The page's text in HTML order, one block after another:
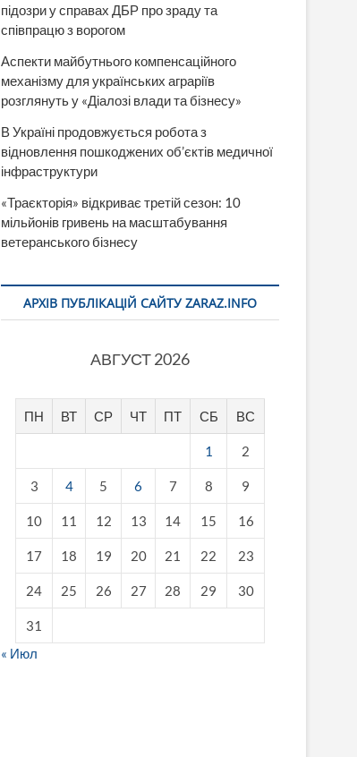
підозри у справах ДБР про зраду та
співпрацю з ворогом
Аспекти майбутнього компенсаційного
механізму для українських аграріїв
розглянуть у «Діалозі влади та бізнесу»
В Україні продовжується робота з
відновлення пошкоджених об’єктів медичної
інфраструктури
«Траєкторія» відкриває третій сезон: 10
мільйонів гривень на масштабування
ветеранського бізнесу
АРХІВ ПУБЛІКАЦІЙ САЙТУ ZARAZ.INFO
АВГУСТ 2026
ПН ВТ СР ЧТ ПТ СБ ВС
1 2
3 4 5 6 7 8 9
10 11 12 13 14 15 16
17 18 19 20 21 22 23
24 25 26 27 28 29 30
31
« Июл